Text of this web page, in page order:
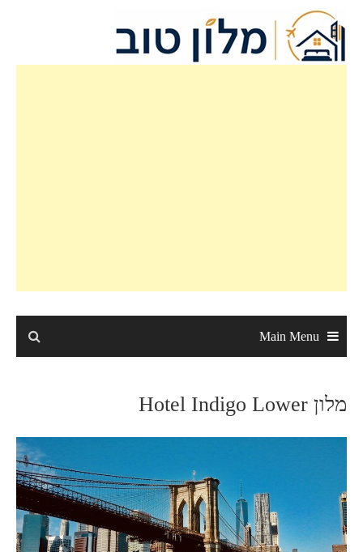
content
Main Menu
מלון Hotel Indigo Lower